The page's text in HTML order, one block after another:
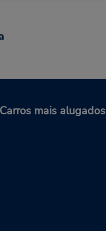
Carros mais alugados